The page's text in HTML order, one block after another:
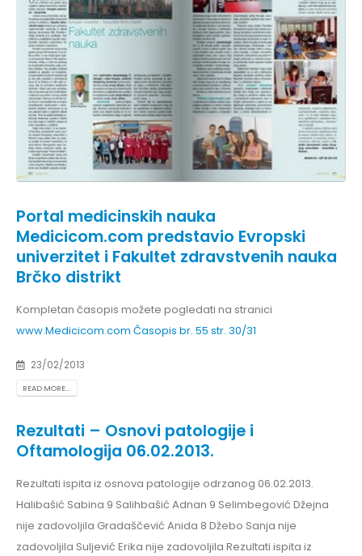
Portal medicinskih nauka
Medicicom.com predstavio Evropski
univerzitet i Fakultet zdravstvenih nauka
Brčko distrikt
Kompletan časopis možete pogledati na stranici
www.Medicicom.com Časopis br. 55 str. 30/31
23/02/2013
READ MORE...
Rezultati – Osnovi patologije i
Oftamologija 06.02.2013.
Rezultati ispita iz osnova patologije odrzanog 06.02.2013.
Halibašić Sabina 9 Salihbašić Adnan 9 Selimbegović Džejna
nije zadovoljila Gradaščević Anida 8 Džebo Sanja nije
zadovoljila Suljević Erika nije zadovoljila Rezultati ispita iz